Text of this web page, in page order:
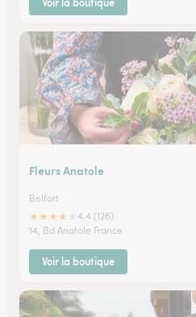
Fleurs Anatole
Belfort
★★★★
4.4 (126)
14, Bd Anatole France
Voir la boutique